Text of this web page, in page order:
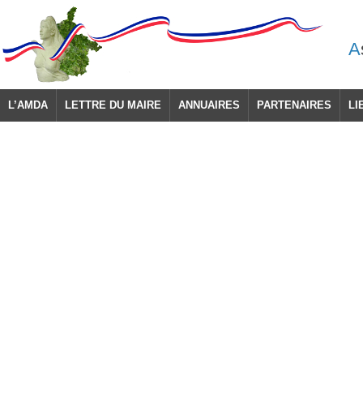
A
L’AMDA LETTRE DU MAIRE ANNUAIRES PARTENAIRES